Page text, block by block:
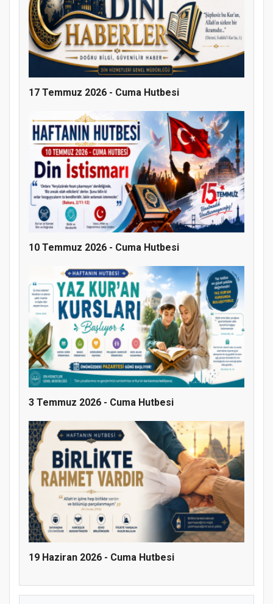
MÜFTÜ ABULSELAM ÖZDERE’YE ZİYARET
Hz. Peygamber ve Gençlik Konferansı
17 Temmuz 2026 - Cuma Hutbesi
10 Temmuz 2026 - Cuma Hutbesi
3 Temmuz 2026 - Cuma Hutbesi
19 Haziran 2026 - Cuma Hutbesi